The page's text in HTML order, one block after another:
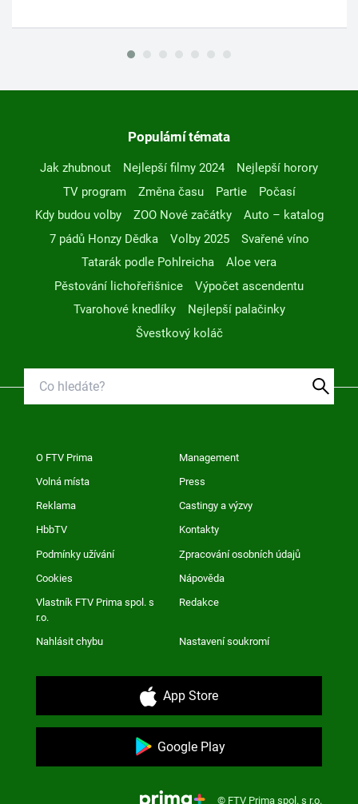
Populární témata
Jak zhubnout Nejlepší filmy 2024
Nejlepší horory
TV program
Změna času Partie
Počasí
Kdy budou volby
ZOO Nové začátky
Auto – katalog
7 pádů Honzy Dědka
Volby 2025
Svařené víno
Tatarák podle Pohlreicha
Aloe vera
Pěstování lichořeřišnice
Výpočet ascendentu
Tvarohové knedlíky
Nejlepší palačinky
Švestkový koláč
O FTV Prima Management
Volná místa Press
Reklama Castingy a výzvy
HbbTV Kontakty
Podmínky užívání Zpracování osobních údajů
Cookies Nápověda
Vlastník FTV Prima spol. s
r.o.
Redakce
Nahlásit chybu Nastavení soukromí
App Store
Google Play
© FTV Prima spol. s r.o.